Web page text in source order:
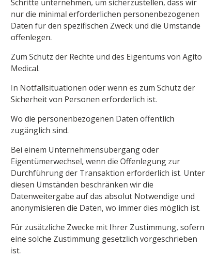
Schritte unternehmen, um sicherzustellen, dass wir
nur die minimal erforderlichen personenbezogenen
Daten für den spezifischen Zweck und die Umstände
offenlegen.
Zum Schutz der Rechte und des Eigentums von Agito
Medical.
In Notfallsituationen oder wenn es zum Schutz der
Sicherheit von Personen erforderlich ist.
Wo die personenbezogenen Daten öffentlich
zugänglich sind.
Bei einem Unternehmensübergang oder
Eigentümerwechsel, wenn die Offenlegung zur
Durchführung der Transaktion erforderlich ist. Unter
diesen Umständen beschränken wir die
Datenweitergabe auf das absolut Notwendige und
anonymisieren die Daten, wo immer dies möglich ist.
Für zusätzliche Zwecke mit Ihrer Zustimmung, sofern
eine solche Zustimmung gesetzlich vorgeschrieben
ist.